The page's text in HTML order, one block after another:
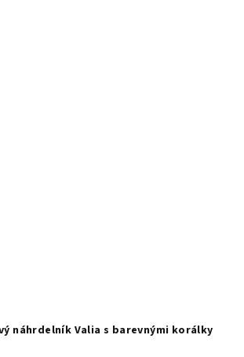
náhrdelník Valia s barevnými korálky